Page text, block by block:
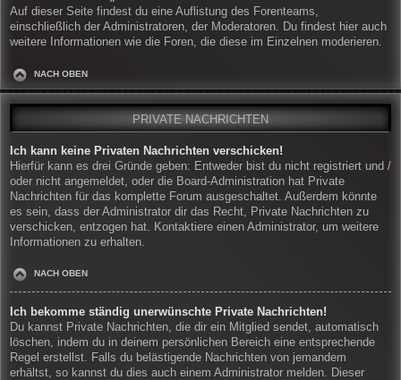
Auf dieser Seite findest du eine Auflistung des Forenteams,
einschließlich der Administratoren, der Moderatoren. Du findest hier auch
weitere Informationen wie die Foren, die diese im Einzelnen moderieren.
NACH OBEN
PRIVATE NACHRICHTEN
Ich kann keine Privaten Nachrichten verschicken!
Hierfür kann es drei Gründe geben: Entweder bist du nicht registriert und /
oder nicht angemeldet, oder die Board-Administration hat Private
Nachrichten für das komplette Forum ausgeschaltet. Außerdem könnte
es sein, dass der Administrator dir das Recht, Private Nachrichten zu
verschicken, entzogen hat. Kontaktiere einen Administrator, um weitere
Informationen zu erhalten.
NACH OBEN
Ich bekomme ständig unerwünschte Private Nachrichten!
Du kannst Private Nachrichten, die dir ein Mitglied sendet, automatisch
löschen, indem du in deinem persönlichen Bereich eine entsprechende
Regel erstellst. Falls du belästigende Nachrichten von jemandem
erhältst, so kannst du dies auch einem Administrator melden. Dieser